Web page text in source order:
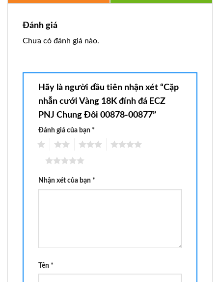
Đánh giá
Chưa có đánh giá nào.
Hãy là người đầu tiên nhận xét “Cặp
nhẫn cưới Vàng 18K đính đá ECZ
PNJ Chung Đôi 00878-00877”
Đánh giá của bạn *
Nhận xét của bạn *
Tên *